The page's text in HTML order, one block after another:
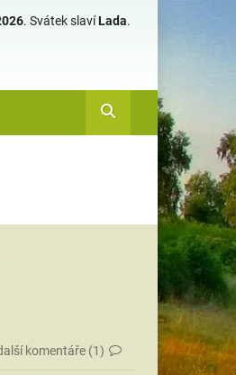
. Svátek slavíLada.
komentáře (1)